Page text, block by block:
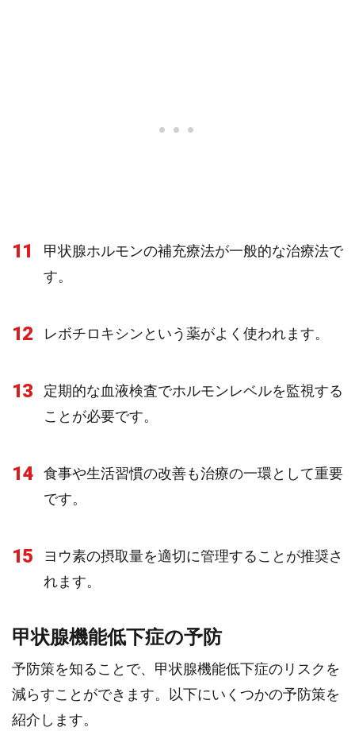
11
甲状腺ホルモンの補充療法が一般的な治療法で
す。
12 レボチロキシンという薬がよく使われます。
13
定期的な血液検査でホルモンレベルを監視する
ことが必要です。
14
食事や生活習慣の改善も治療の一環として重要
です。
15
ヨウ素の摂取量を適切に管理することが推奨さ
れます。
甲状腺機能低下症の予防
予防策を知ることで、甲状腺機能低下症のリスクを
減らすことができます。以下にいくつかの予防策を
紹介します。